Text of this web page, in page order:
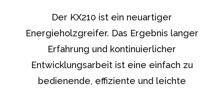
Der KX210 ist ein neuartiger
Energieholzgreifer. Das Ergebnis langer
Erfahrung und kontinuierlicher
Entwicklungsarbeit ist eine einfach zu
bedienende, effiziente und leichte